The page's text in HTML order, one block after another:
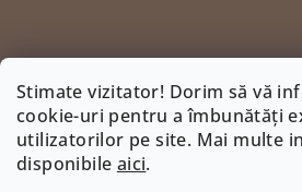
Stimate vizitator! Dorim să vă
cookie-uri pentru a îmbunătăți
utilizatorilor pe site. Mai multe
disponibile aici.
Urmărire pe Instagram